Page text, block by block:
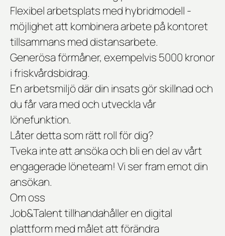
Flexibel arbetsplats med hybridmodell -
möjlighet att kombinera arbete på kontoret
tillsammans med distansarbete.
Generösa förmåner, exempelvis 5000 kronor
i friskvårdsbidrag.
En arbetsmiljö där din insats gör skillnad och
du får vara med och utveckla vår
lönefunktion.
Låter detta som rätt roll för dig?
Tveka inte att ansöka och bli en del av vårt
engagerade löneteam! Vi ser fram emot din
ansökan.
Om oss
Job&Talent tillhandahåller en digital
plattform med målet att förändra